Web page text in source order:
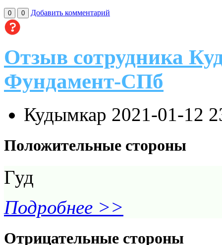
0 0 Добавить комментарий
Отзыв сотрудника
Фундамент-СПб
Кудымкар 2021-01-12
Положительные стороны
Гуд
Подробнее >>
Отрицательные стороны